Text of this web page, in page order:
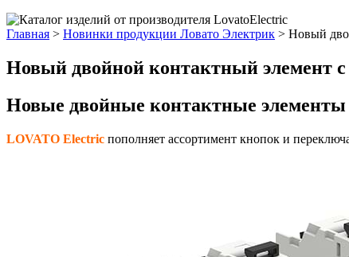
Главная > Новинки продукции Ловато Электрик > Новый
Новый двойной контактный элемент
Новые двойные контактные
LOVATO Electric пополняет ассортимент кнопок и